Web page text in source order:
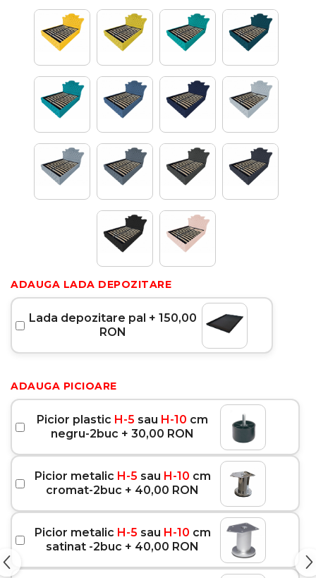
ADAUGA LADA DEPOZITARE
Lada depozitare pal + 150,00
RON
ADAUGA PICIOARE
Picior plastic H-5 sau H-10 cm
negru-2buc + 30,00 RON
Picior metalic H-5 sau H-10 cm
cromat-2buc + 40,00 RON
Picior metalic H-5 sau H-10 cm
satinat -2buc + 40,00 RON